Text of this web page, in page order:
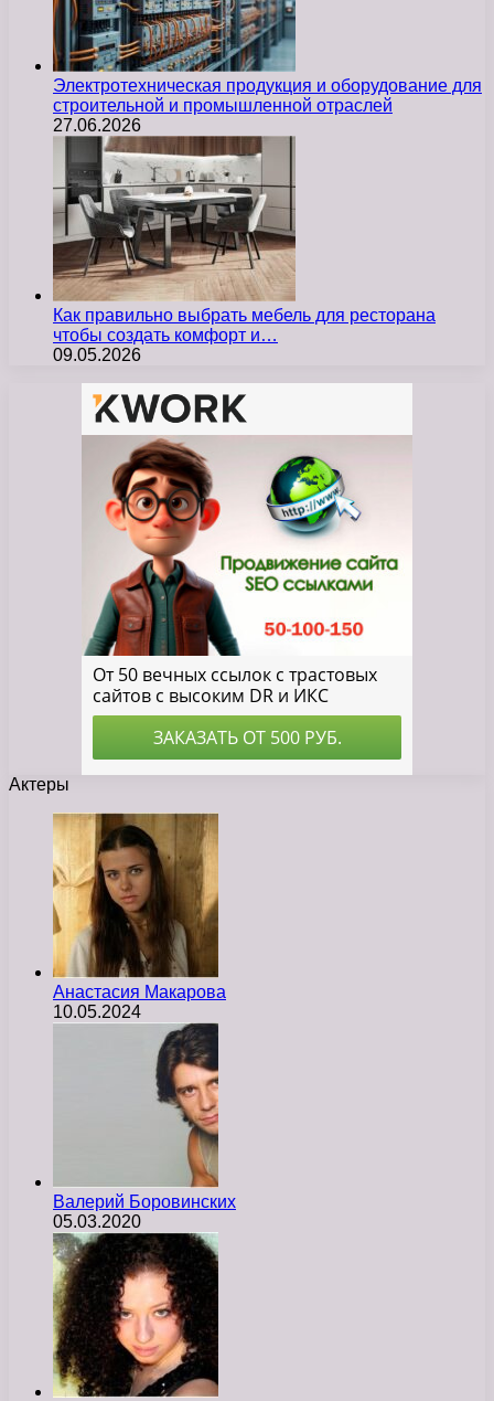
Электротехническая продукция и оборудование для
строительной и промышленной отраслей
27.06.2026
Как правильно выбрать мебель для ресторана
чтобы создать комфорт и…
09.05.2026
Актеры
Анастасия Макарова
10.05.2024
Валерий Боровинских
05.03.2020